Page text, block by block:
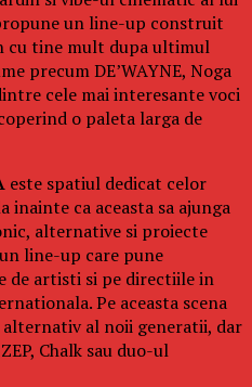
un line-up construit
cu tine mult dupa ultimul
precum DE’WAYNE, Noga
cele mai interesante voci
o paleta larga de
este spatiul dedicat celor
inainte ca aceasta sa ajunga
alternative si proiecte
line-up care pune
de artisti si pe directiile in
Pe aceasta scena
al noii generatii, dar
Chalk sau duo-ul